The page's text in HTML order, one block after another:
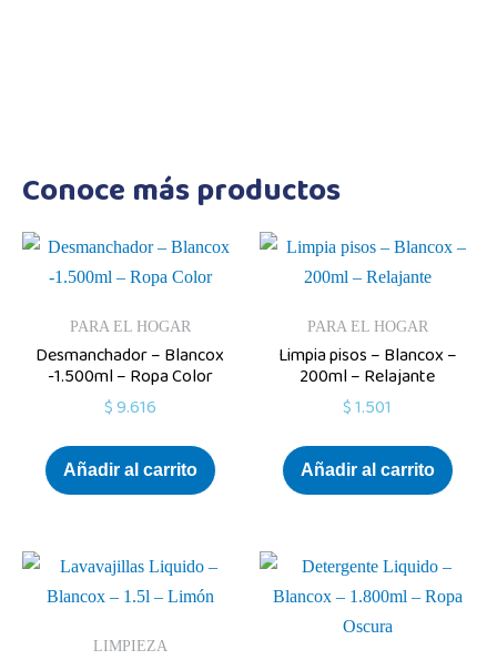
Conoce más productos
PARA EL HOGAR
Desmanchador – Blancox
-1.500ml – Ropa Color
$9.616
Añadir al carrito
PARA EL HOGAR
Limpia pisos – Blancox –
200ml – Relajante
$1.501
Añadir al carrito
LIMPIEZA